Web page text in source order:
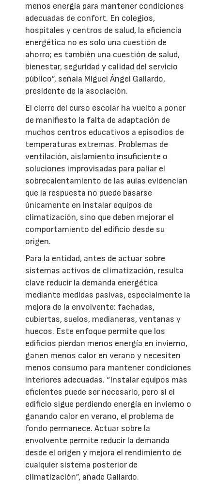
menos energía para mantener condiciones
adecuadas de confort. En colegios,
hospitales y centros de salud, la eficiencia
energética no es solo una cuestión de
ahorro; es también una cuestión de salud,
bienestar, seguridad y calidad del servicio
público”, señala Miguel Ángel Gallardo,
presidente de la asociación.
El cierre del curso escolar ha vuelto a poner
de manifiesto la falta de adaptación de
muchos centros educativos a episodios de
temperaturas extremas. Problemas de
ventilación, aislamiento insuficiente o
soluciones improvisadas para paliar el
sobrecalentamiento de las aulas evidencian
que la respuesta no puede basarse
únicamente en instalar equipos de
climatización, sino que deben mejorar el
comportamiento del edificio desde su
origen.
Para la entidad, antes de actuar sobre
sistemas activos de climatización, resulta
clave reducir la demanda energética
mediante medidas pasivas, especialmente la
mejora de la envolvente: fachadas,
cubiertas, suelos, medianeras, ventanas y
huecos. Este enfoque permite que los
edificios pierdan menos energía en invierno,
ganen menos calor en verano y necesiten
menos consumo para mantener condiciones
interiores adecuadas. “Instalar equipos más
eficientes puede ser necesario, pero si el
edificio sigue perdiendo energía en invierno o
ganando calor en verano, el problema de
fondo permanece. Actuar sobre la
envolvente permite reducir la demanda
desde el origen y mejora el rendimiento de
cualquier sistema posterior de
climatización”, añade Gallardo.